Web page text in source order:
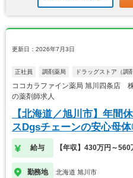
更新日：2026年7月3日
正社員 調剤薬局 ドラッグストア（調
ココカラファイン薬局 旭川四条店
の薬剤師求人
【北海道／旭川市】年間
スDgsチェーンの安心母
給与 【年収】430万円～560
勤務地 北海道 旭川市